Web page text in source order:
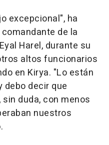
excepcional", ha
de la
Harel, durante su
altos funcionarios
en Kirya. "Lo están
debo decir que
duda, con menos
nuestros